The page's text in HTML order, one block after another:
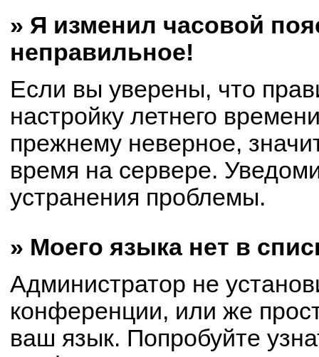
» Я изменил часовой
неправильное!
Если вы уверены, что
настройку летнего
прежнему неверное,
время на сервере.
устранения проблемы.
» Моего языка нет в
Администратор не
конференции, или же
ваш язык. Попробуйте